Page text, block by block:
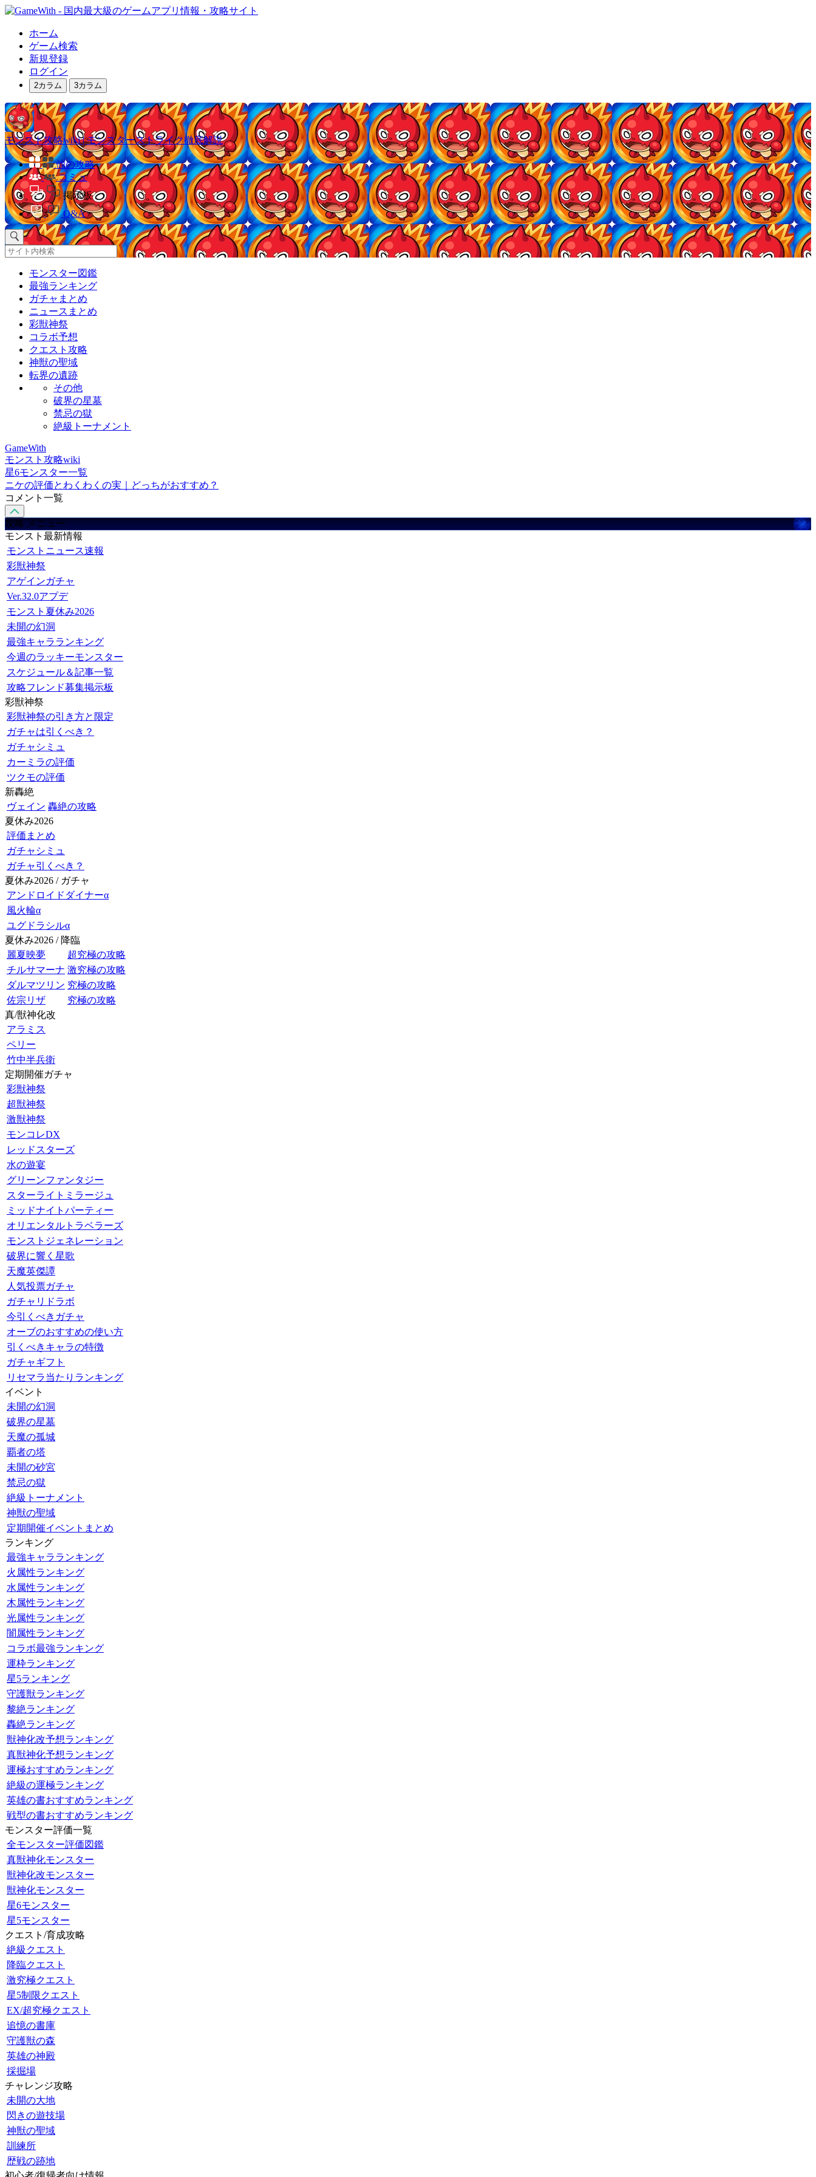
ホーム
ゲーム検索
新規登録
ログイン
2カラム 3カラム
モンスト攻略wiki | モンスターストライク徹底解説
他の攻略
コミュ
掲示板
Q&A
モンスター図鑑
最強ランキング
ガチャまとめ
ニュースまとめ
彩獣神祭
コラボ予想
クエスト攻略
神獣の聖域
転界の遺跡
その他
破界の星墓
禁忌の獄
絶級トーナメント
GameWith
モンスト攻略wiki
星6モンスター一覧
ニケの評価とわくわくの実｜どっちがおすすめ？
コメント一覧
攻略 メニュー
モンスト最新情報
モンストニュース速報
彩獣神祭
アゲインガチャ
Ver.32.0アプデ
モンスト夏休み2026
未開の幻洞
最強キャラランキング
今週のラッキーモンスター
スケジュール＆記事一覧
攻略フレンド募集掲示板
彩獣神祭
彩獣神祭の引き方と限定
ガチャは引くべき？
ガチャシミュ
カーミラの評価
ツクモの評価
新轟絶
ヴェイン 轟絶の攻略
夏休み2026
評価まとめ
ガチャシミュ
ガチャ引くべき？
夏休み2026 / ガチャ
アンドロイドダイナーα
風火輪α
ユグドラシルα
夏休み2026 / 降臨
麗夏映夢
超究極の攻略
チルサマーナ 激究極の攻略
ダルマツリン 究極の攻略
佐宗リザ
究極の攻略
真/獣神化改
アラミス
ペリー
竹中半兵衛
定期開催ガチャ
彩獣神祭
超獣神祭
激獣神祭
モンコレDX
レッドスターズ
水の遊宴
グリーンファンタジー
スターライトミラージュ
ミッドナイトパーティー
オリエンタルトラベラーズ
モンストジェネレーション
破界に響く星歌
天魔英傑譚
人気投票ガチャ
ガチャリドラボ
今引くべきガチャ
オーブのおすすめの使い方
引くべきキャラの特徴
ガチャギフト
リセマラ当たりランキング
イベント
未開の幻洞
破界の星墓
天魔の孤城
覇者の塔
未開の砂宮
禁忌の獄
絶級トーナメント
神獣の聖域
定期開催イベントまとめ
ランキング
最強キャラランキング
火属性ランキング
水属性ランキング
木属性ランキング
光属性ランキング
闇属性ランキング
コラボ最強ランキング
運枠ランキング
星5ランキング
守護獣ランキング
黎絶ランキング
轟絶ランキング
獣神化改予想ランキング
真獣神化予想ランキング
運極おすすめランキング
絶級の運極ランキング
英雄の書おすすめランキング
戦型の書おすすめランキング
モンスター評価一覧
全モンスター評価図鑑
真獣神化モンスター
獣神化改モンスター
獣神化モンスター
星6モンスター
星5モンスター
クエスト/育成攻略
絶級クエスト
降臨クエスト
激究極クエスト
星5制限クエスト
EX/超究極クエスト
追憶の書庫
守護獣の森
英雄の神殿
採掘場
チャレンジ攻略
未開の大地
閃きの遊技場
神獣の聖域
訓練所
歴戦の跡地